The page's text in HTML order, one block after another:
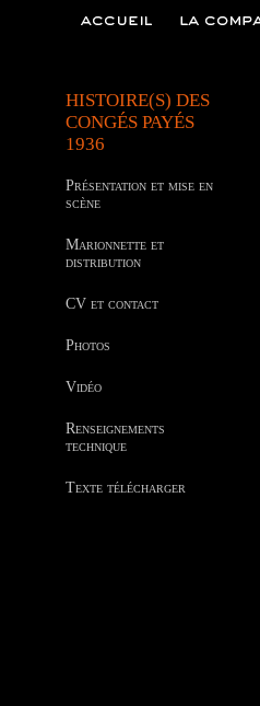
HISTOIRE(S) DES
CONGÉS PAYÉS
1936
Présentation et mise en
scène
Marionnette et
distribution
CV et contact
Photos
Vidéo
Renseignements
technique
Texte télécharger